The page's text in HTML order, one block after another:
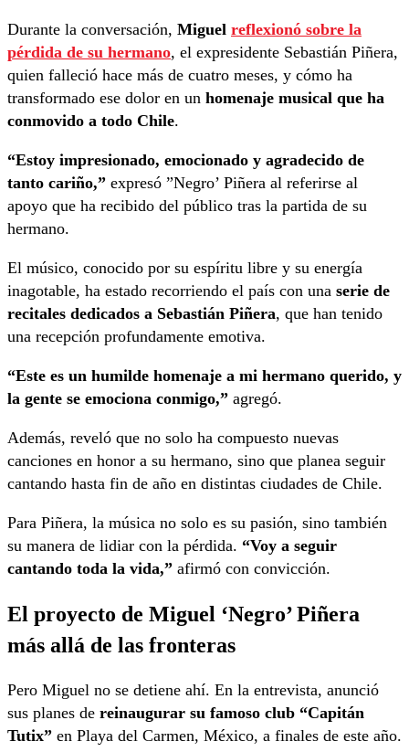
Durante la conversación, Miguel reflexionó sobre la
pérdida de su hermano, el expresidente Sebastián Piñera,
quien falleció hace más de cuatro meses, y cómo ha
transformado ese dolor en un homenaje musical que ha
conmovido a todo Chile.
“Estoy impresionado, emocionado y agradecido de
tanto cariño,” expresó ”Negro’ Piñera al referirse al
apoyo que ha recibido del público tras la partida de su
hermano.
El músico, conocido por su espíritu libre y su energía
inagotable, ha estado recorriendo el país con una serie de
recitales dedicados a Sebastián Piñera, que han tenido
una recepción profundamente emotiva.
“Este es un humilde homenaje a mi hermano querido, y
la gente se emociona conmigo,” agregó.
Además, reveló que no solo ha compuesto nuevas
canciones en honor a su hermano, sino que planea seguir
cantando hasta fin de año en distintas ciudades de Chile.
Para Piñera, la música no solo es su pasión, sino también
su manera de lidiar con la pérdida. “Voy a seguir
cantando toda la vida,” afirmó con convicción.
El proyecto de Miguel ‘Negro’ Piñera
más allá de las fronteras
Pero Miguel no se detiene ahí. En la entrevista, anunció
sus planes de reinaugurar su famoso club “Capitán
Tutix” en Playa del Carmen, México, a finales de este año.